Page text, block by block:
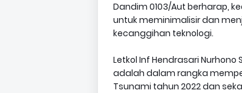
Dandim 0103/Aut berharap,
untuk meminimalisir dan
kecanggihan teknologi.
Letkol Inf Hendrasari
adalah dalam rangka
Tsunami tahun 2022 dan